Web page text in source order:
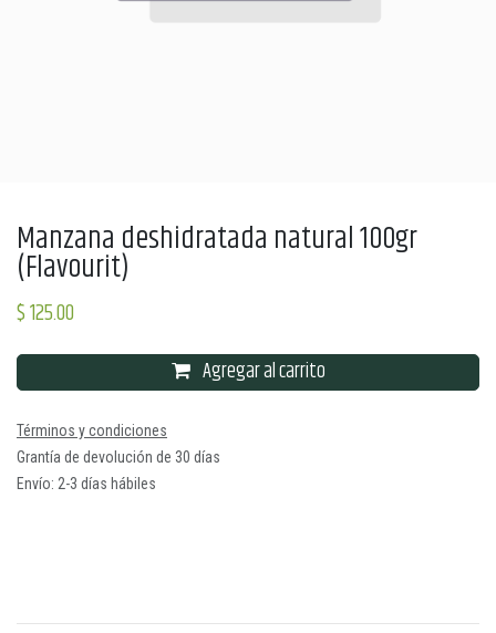
Manzana deshidratada natural 100gr
(Flavourit)
$125.00
Agregar al carrito
Términos y condiciones
Grantía de devolución de 30 días
Envío: 2-3 días hábiles